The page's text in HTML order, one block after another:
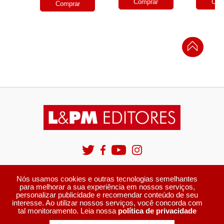
Comprar Comprar
Nós usamos cookies e outras tecnologias semelhantes
para melhorar a sua experiência em nossos serviços,
personalizar publicidade e recomendar conteúdo de seu
interesse. Ao utilizar nossos serviços, você concorda com
tal monitoramento. Leia nossa política de privacidade
CNPJ87.932.463/0001-70
Rua Comendador Coruja, 314 - Porto Alegre/RS - CEP 90220-180 Fone: (51) 3225.5777 |
E-mail: marketing@lpm.com.br
Política de privacidade